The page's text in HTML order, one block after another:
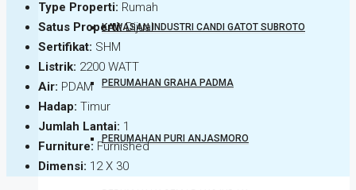
KAWASAN INDUSTRI CANDI GATOT SUBROTO
PERUMAHAN GRAHA PADMA
PERUMAHAN PURI ANJASMORO
Type Properti: Rumah
Satus Properti: Dijual
Sertifikat: SHM
Listrik: 2200 WATT
Air: PDAM
Hadap: Timur
Jumlah Lantai: 1
Furniture: Furnished
Dimensi: 12 X 30